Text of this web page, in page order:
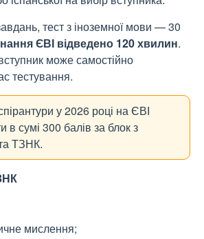
тест з іноземної мови — 30
ЄВІ відведено 120 хвилин.
може самостійно
тестування.
у 2026 році на ЄВІ
в сумі 300 балів за блок з
ТЗНК.
мислення;